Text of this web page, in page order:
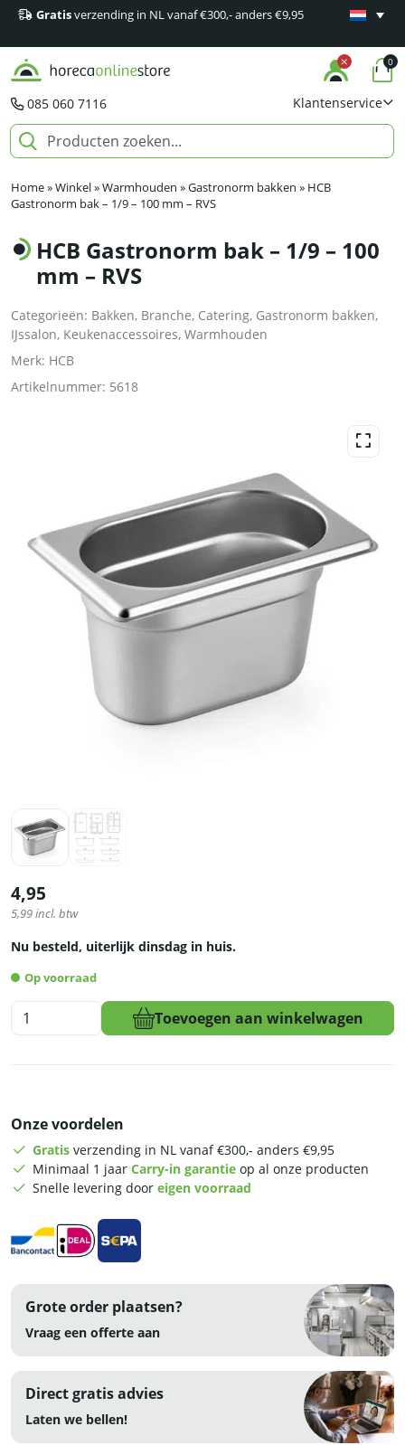
Gratisverzending in NL vanaf €300,- anders €9,95
Minimaal
085 060 7116 Klantenservice
0
Home»Winkel»Warmhouden »Gastronorm bakken » HCB
Gastronorm bak – 1/9 – 100 mm – RVS
HCB Gastronorm bak – 1/9 – 100
mm – RVS
Categorieën: Bakken, Branche, Catering, Gastronorm bakken,
IJssalon, Keukenaccessoires, Warmhouden
Merk: HCB
Artikelnummer: 5618
4,95
5,99incl. btw
Nu besteld, uiterlijk dinsdag in huis.
Op voorraad
HCB
Gastronorm
100
mm
RVS
Toevoegen aan winkelwagen
Onze voordelen
Gratis verzending in NL vanaf €300,- anders €9,95
Minimaal 1 jaar Carry-in garantie op al onze producten
Snelle levering door eigen voorraad
Grote order plaatsen?
Vraag een offerte aan
Direct gratis advies
Laten we bellen!